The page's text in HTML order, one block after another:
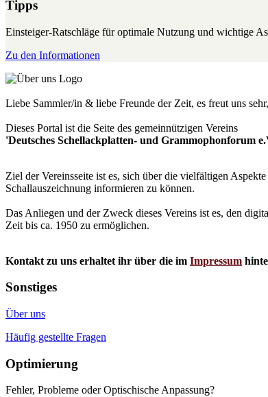
Tipps
Einsteiger-Ratschläge für optimale Nutzung und wichtige
Zu den Informationen
Liebe Sammler/in & liebe Freunde der Zeit, es freut uns
Dieses Portal ist die Seite des gemeinnützigen Vereins
'Deutsches Schellackplatten- und Grammophonforum
Ziel der Vereinsseite ist es, sich über die vielfältigen
Schallauszeichnung informieren zu können.
Das Anliegen und der Zweck dieses Vereins ist es, den
Zeit bis ca. 1950 zu ermöglichen.
Kontakt zu uns erhaltet ihr über die im Impressum
Sonstiges
Über uns
Häufig gestellte Fragen
Optimierung
Fehler, Probleme oder Optischische Anpassung?